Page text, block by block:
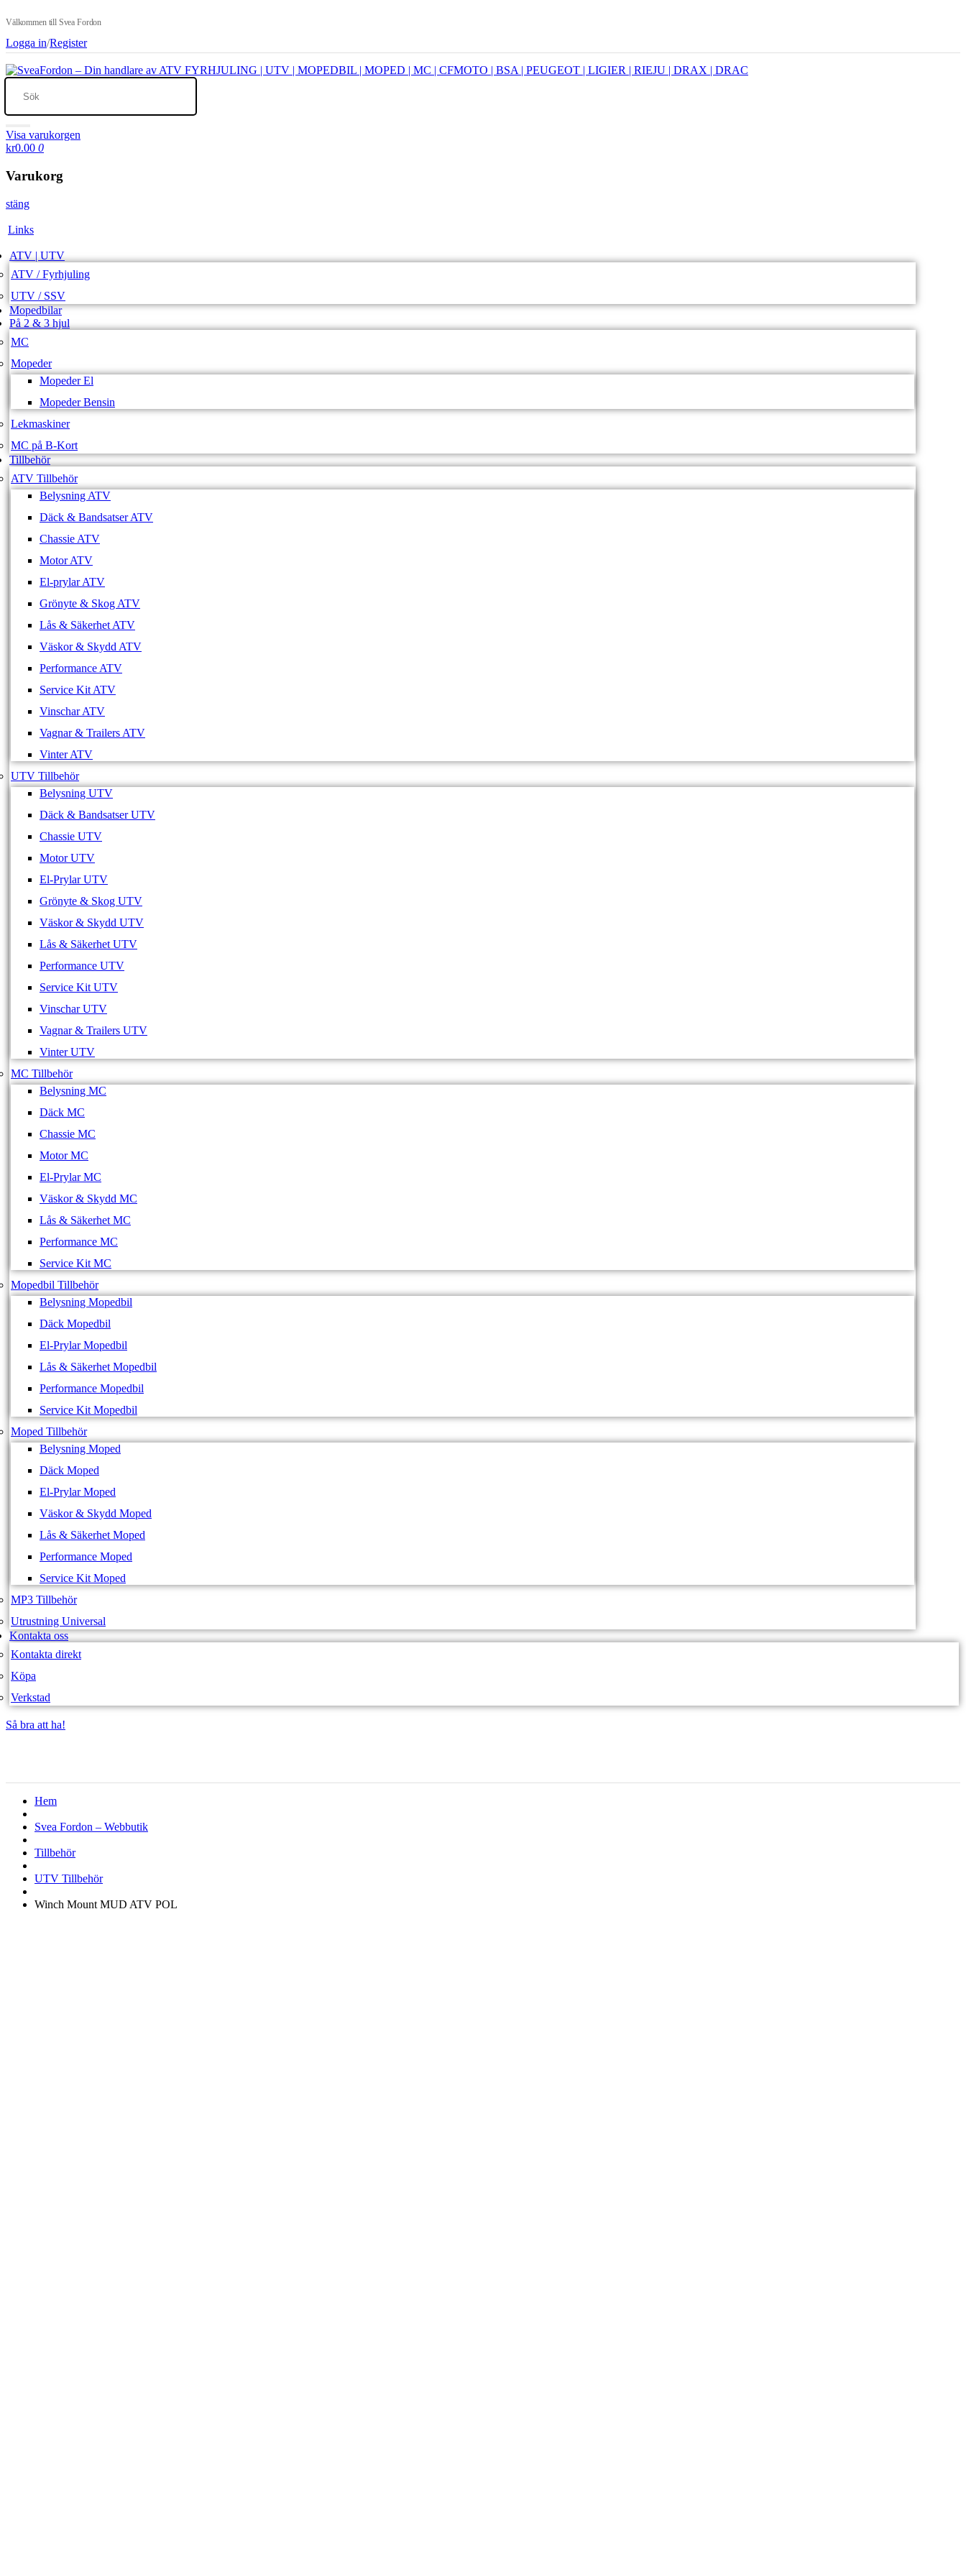
Välkommen till Svea Fordon
Logga in/Register
Visa varukorgen
kr0.00 0
Varukorg
stäng
Links
ATV | UTV
ATV / Fyrhjuling
UTV / SSV
Mopedbilar
På 2 & 3 hjul
MC
Mopeder
Mopeder El
Mopeder Bensin
Lekmaskiner
MC på B-Kort
Tillbehör
ATV Tillbehör
Belysning ATV
Däck & Bandsatser ATV
Chassie ATV
Motor ATV
El-prylar ATV
Grönyte & Skog ATV
Lås & Säkerhet ATV
Väskor & Skydd ATV
Performance ATV
Service Kit ATV
Vinschar ATV
Vagnar & Trailers ATV
Vinter ATV
UTV Tillbehör
Belysning UTV
Däck & Bandsatser UTV
Chassie UTV
Motor UTV
El-Prylar UTV
Grönyte & Skog UTV
Väskor & Skydd UTV
Lås & Säkerhet UTV
Performance UTV
Service Kit UTV
Vinschar UTV
Vagnar & Trailers UTV
Vinter UTV
MC Tillbehör
Belysning MC
Däck MC
Chassie MC
Motor MC
El-Prylar MC
Väskor & Skydd MC
Lås & Säkerhet MC
Performance MC
Service Kit MC
Mopedbil Tillbehör
Belysning Mopedbil
Däck Mopedbil
El-Prylar Mopedbil
Lås & Säkerhet Mopedbil
Performance Mopedbil
Service Kit Mopedbil
Moped Tillbehör
Belysning Moped
Däck Moped
El-Prylar Moped
Väskor & Skydd Moped
Lås & Säkerhet Moped
Performance Moped
Service Kit Moped
MP3 Tillbehör
Utrustning Universal
Kontakta oss
Kontakta direkt
Köpa
Verkstad
Så bra att ha!
Hem
Svea Fordon – Webbutik
Tillbehör
UTV Tillbehör
Winch Mount MUD ATV POL